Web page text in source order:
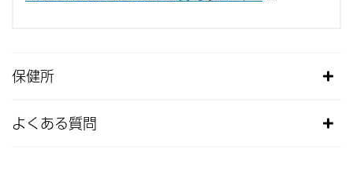
保健所
よくある質問